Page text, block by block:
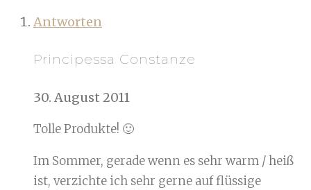
Antworten
Principessa Constanze
30. August 2011
Tolle Produkte! 🙂
Im Sommer, gerade wenn es sehr warm / heiß
ist, verzichte ich sehr gerne auf flüssige